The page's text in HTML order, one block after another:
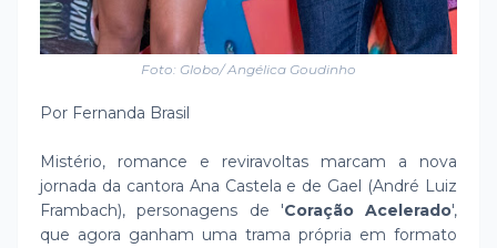
Foto: Globo/ Angélica Goudinho
Por Fernanda Brasil
Mistério, romance e reviravoltas marcam a nova
jornada da cantora Ana Castela e de Gael (André Luiz
Frambach), personagens de 'Coração Acelerado',
que agora ganham uma trama própria em formato